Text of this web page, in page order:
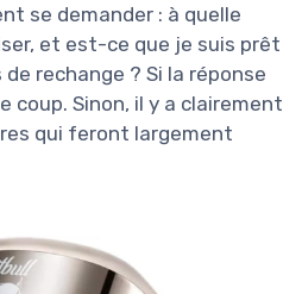
se demander : à quelle
et est-ce que je suis prêt
rechange ? Si la réponse
coup. Sinon, il y a clairement
qui feront largement